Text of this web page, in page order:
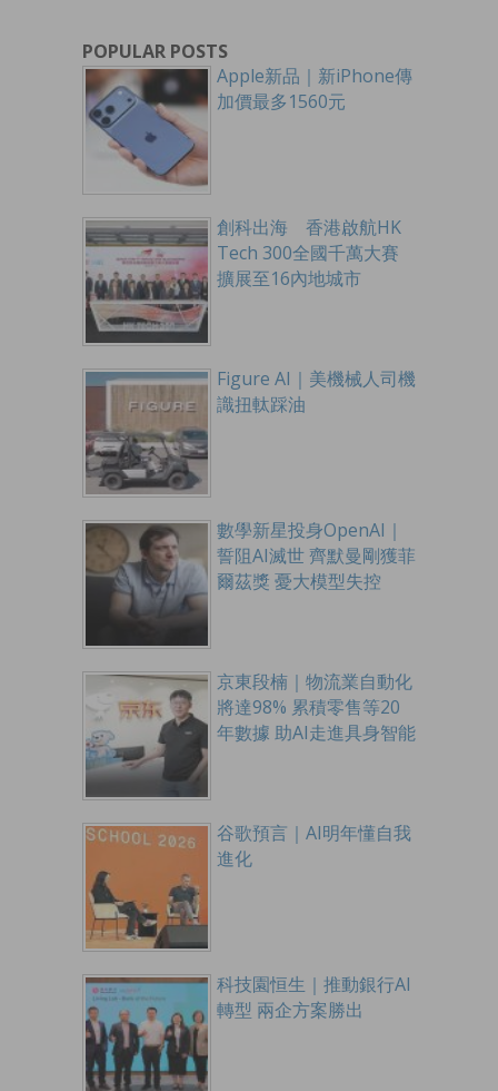
POPULAR POSTS
Apple新品｜新iPhone傳
加價最多1560元
創科出海 香港啟航HK
Tech 300全國千萬大賽
擴展至16內地城市
Figure AI｜美機械人司機
識扭軚踩油
數學新星投身OpenAI｜
誓阻AI滅世 齊默曼剛獲菲
爾茲獎 憂大模型失控
京東段楠｜物流業自動化
將達98% 累積零售等20
年數據 助AI走進具身智能
谷歌預言｜AI明年懂自我
進化
科技園恒生｜推動銀行AI
轉型 兩企方案勝出